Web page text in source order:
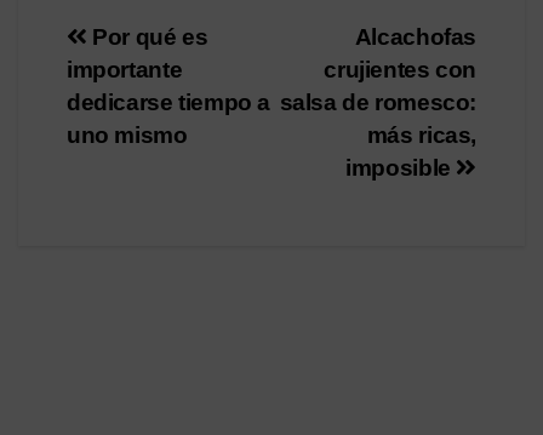
Navegación
de
entradas
Alcachofas
crujientes con
salsa de romesco:
más ricas,
imposible
Por qué es
importante
dedicarse tiempo a
uno mismo